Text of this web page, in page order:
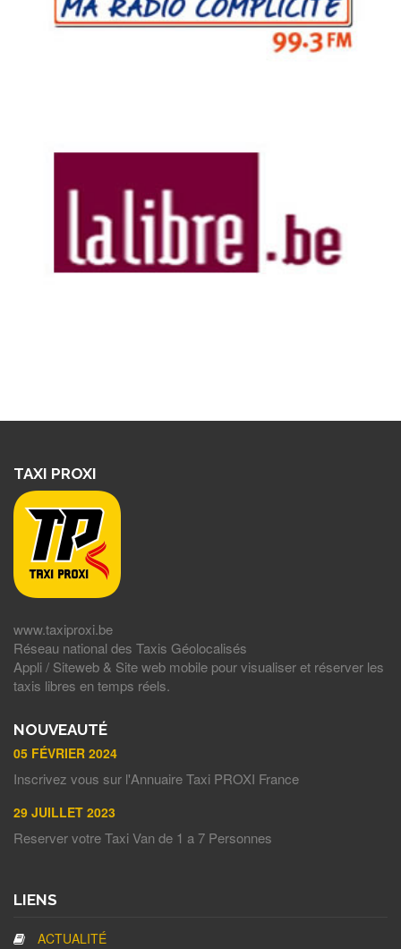
TAXI PROXI
www.taxiproxi.be
Réseau national des Taxis Géolocalisés
Appli / Siteweb & Site web mobile pour visualiser et réserver les
taxis libres en temps réels.
NOUVEAUTÉ
05 FÉVRIER 2024
Inscrivez vous sur l'Annuaire Taxi PROXI France
29 JUILLET 2023
Reserver votre Taxi Van de 1 a 7 Personnes
LIENS
ACTUALITÉ